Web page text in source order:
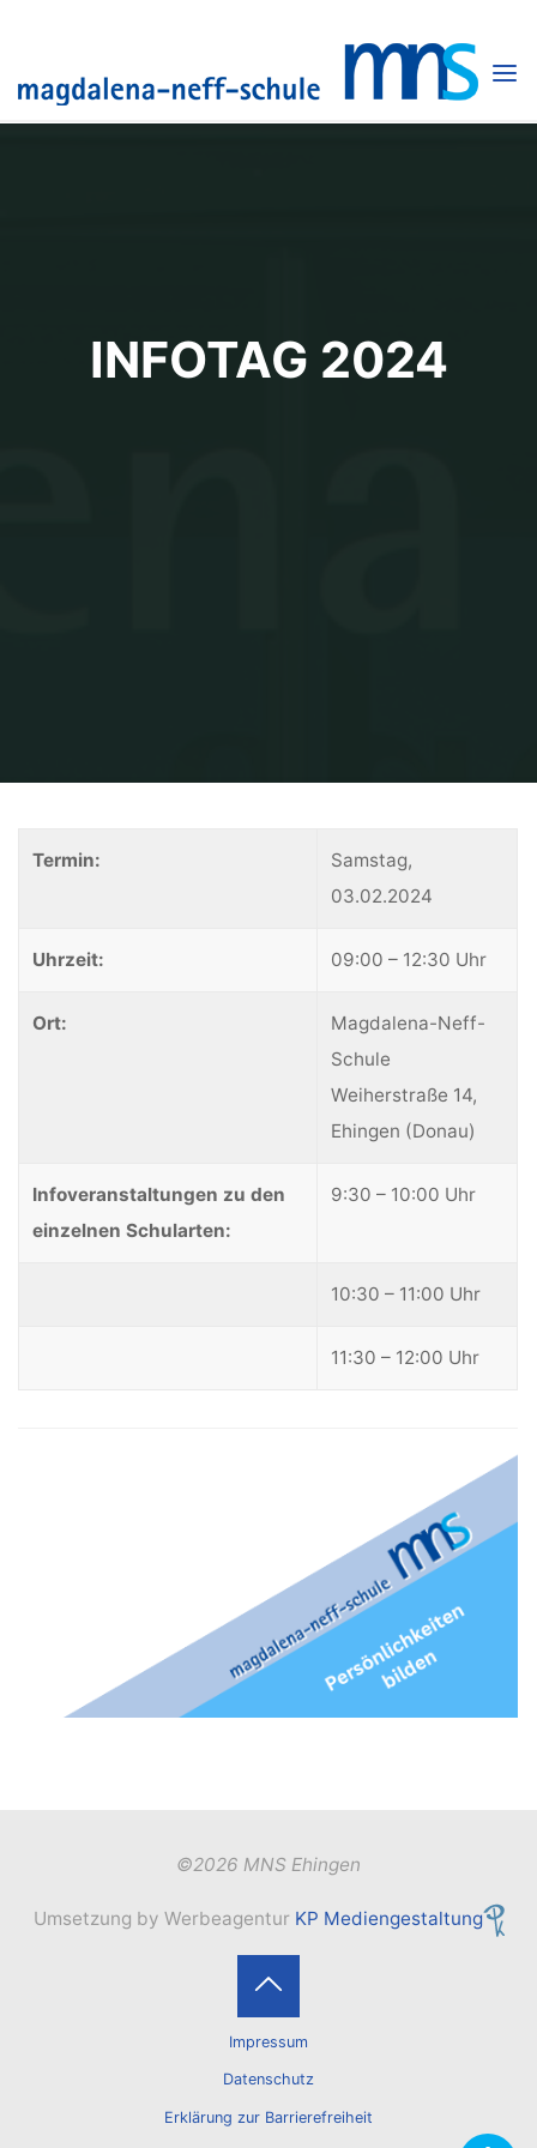
content
INFOTAG 2024
Termin:
Samstag,
03.02.2024
Uhrzeit: 09:00 – 12:30 Uhr
Ort:
Magdalena-Neff-
Schule
Weiherstraße 14,
Ehingen (Donau)
Infoveranstaltungen zu den
einzelnen Schularten:
9:30 – 10:00 Uhr
10:30 – 11:00 Uhr
11:30 – 12:00 Uhr
©2026 MNS Ehingen
Umsetzung by Werbeagentur KP Mediengestaltung
Impressum
Datenschutz
Erklärung zur Barrierefreiheit
Back
to